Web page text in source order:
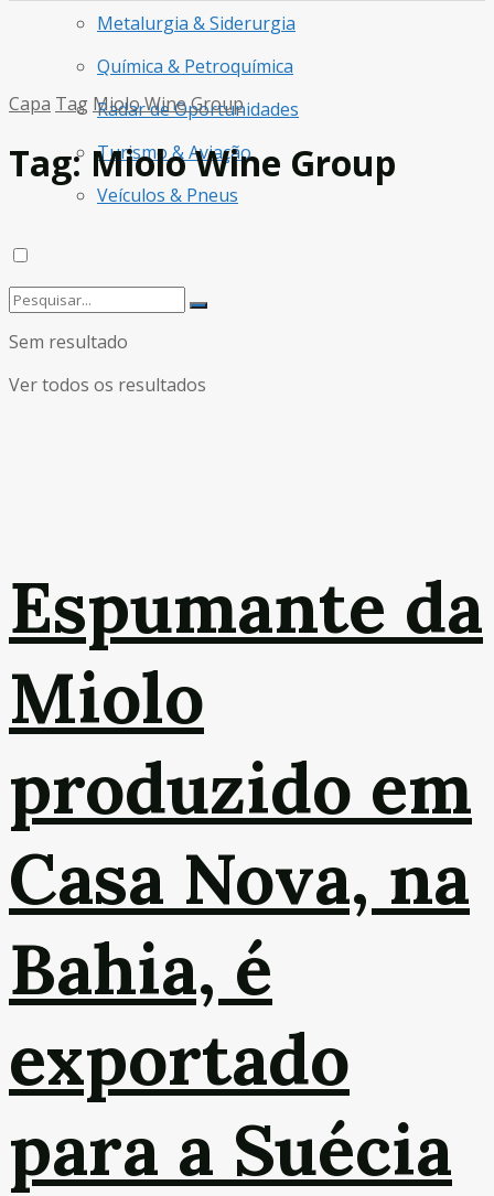
Metalurgia & Siderurgia
Química & Petroquímica
Radar de Oportunidades
Turismo & Aviação
Veículos & Pneus
Sem resultado
Ver todos os resultados
Capa Tag Miolo Wine Group
Tag:Miolo Wine Group
Espumante da
Miolo
produzido em
Casa Nova, na
Bahia, é
exportado
para a Suécia